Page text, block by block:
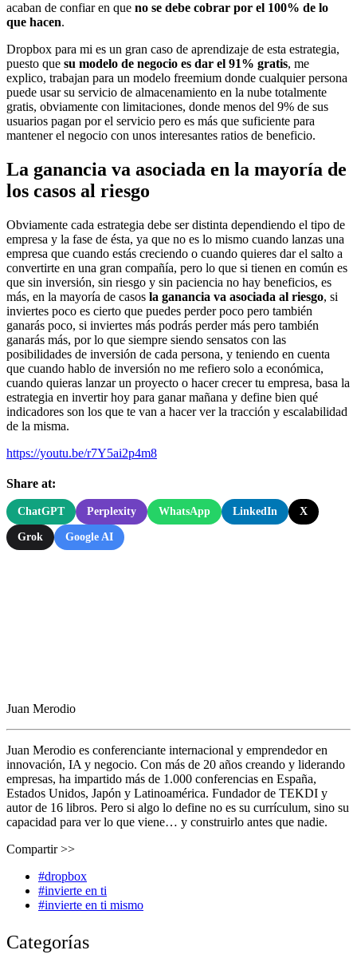
acaban de confiar en que no se debe cobrar por el 100% de lo
que hacen.
Dropbox para mi es un gran caso de aprendizaje de esta estrategia,
puesto que su modelo de negocio es dar el 91% gratis, me
explico, trabajan para un modelo freemium donde cualquier persona
puede usar su servicio de almacenamiento en la nube totalmente
gratis, obviamente con limitaciones, donde menos del 9% de sus
usuarios pagan por el servicio pero es más que suficiente para
mantener el negocio con unos interesantes ratios de beneficio.
La ganancia va asociada en la mayoría de
los casos al riesgo
Obviamente cada estrategia debe ser distinta dependiendo el tipo de
empresa y la fase de ésta, ya que no es lo mismo cuando lanzas una
empresa que cuando estás creciendo o cuando quieres dar el salto a
convertirte en una gran compañía, pero lo que si tienen en común es
que sin inversión, sin riesgo y sin paciencia no hay beneficios, es
más, en la mayoría de casos la ganancia va asociada al riesgo, si
inviertes poco es cierto que puedes perder poco pero también
ganarás poco, si inviertes más podrás perder más pero también
ganarás más, por lo que siempre siendo sensatos con las
posibilidades de inversión de cada persona, y teniendo en cuenta
que cuando hablo de inversión no me refiero solo a económica,
cuando quieras lanzar un proyecto o hacer crecer tu empresa, basa la
estrategia en invertir hoy para ganar mañana y define bien qué
indicadores son los que te van a hacer ver la tracción y escalabilidad
de la misma.
https://youtu.be/r7Y5ai2p4m8
Share at:
ChatGPT Perplexity WhatsApp LinkedIn X
Grok Google AI
Juan Merodio
Juan Merodio es conferenciante internacional y emprendedor en
innovación, IA y negocio. Con más de 20 años creando y liderando
empresas, ha impartido más de 1.000 conferencias en España,
Estados Unidos, Japón y Latinoamérica. Fundador de TEKDI y
autor de 16 libros. Pero si algo lo define no es su currículum, sino su
capacidad para ver lo que viene… y construirlo antes que nadie.
Compartir >>
#dropbox
#invierte en ti
#invierte en ti mismo
Categorías